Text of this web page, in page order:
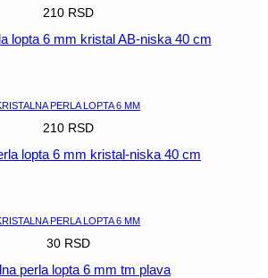
210 RSD
lopta 6 mm kristal AB-niska 40 cm
PERLA LOPTA 6 MM
210 RSD
lopta 6 mm kristal-niska 40 cm
PERLA LOPTA 6 MM
30 RSD
perla lopta 6 mm tm plava